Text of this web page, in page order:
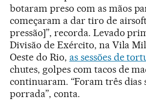
botaram preso com as mãos
começaram a dar tiro de
pressão]”, recorda. Levado
Divisão de Exército, na Vila
Oeste do Rio, as sessões de
chutes, golpes com tacos de
continuaram. “Foram três dias
porrada”, conta.